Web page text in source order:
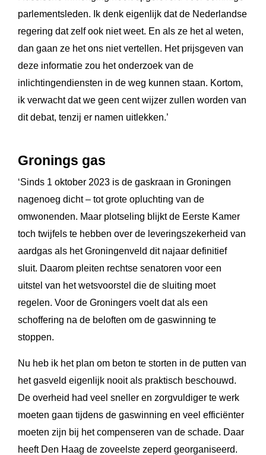
parlementsleden. Ik denk eigenlijk dat de Nederlandse
regering dat zelf ook niet weet. En als ze het al weten,
dan gaan ze het ons niet vertellen. Het prijsgeven van
deze informatie zou het onderzoek van de
inlichtingendiensten in de weg kunnen staan. Kortom,
ik verwacht dat we geen cent wijzer zullen worden van
dit debat, tenzij er namen uitlekken.’
Gronings gas
‘Sinds 1 oktober 2023 is de gaskraan in Groningen
nagenoeg dicht – tot grote opluchting van de
omwonenden. Maar plotseling blijkt de Eerste Kamer
toch twijfels te hebben over de leveringszekerheid van
aardgas als het Groningenveld dit najaar definitief
sluit. Daarom pleiten rechtse senatoren voor een
uitstel van het wetsvoorstel die de sluiting moet
regelen. Voor de Groningers voelt dat als een
schoffering na de beloften om de gaswinning te
stoppen.
Nu heb ik het plan om beton te storten in de putten van
het gasveld eigenlijk nooit als praktisch beschouwd.
De overheid had veel sneller en zorgvuldiger te werk
moeten gaan tijdens de gaswinning en veel efficiënter
moeten zijn bij het compenseren van de schade. Daar
heeft Den Haag de zoveelste zeperd georganiseerd.